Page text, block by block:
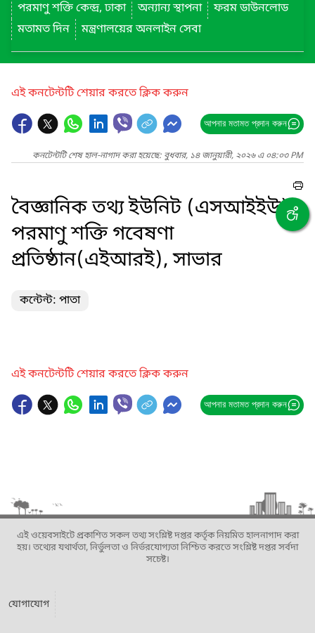
পরমাণু শক্তি কেন্দ্র, ঢাকা
অন্যান্য স্থাপনা
ফরম ডাউনলোড
মতামত দিন
মন্ত্রণালয়ের অনলাইন সেবা
এই কনটেন্টটি শেয়ার করতে ক্লিক করুন
আপনার মতামত প্রদান করুন
কনটেন্টটি শেষ হাল-নাগাদ করা হয়েছে: বুধবার, ১৪ জানুয়ারী, ২০২৬ এ ০৪:০৩ PM
বৈজ্ঞানিক তথ্য ইউনিট (এসআইইউ),
পরমাণু শক্তি গবেষণা
প্রতিষ্ঠান(এইআরই), সাভার
কন্টেন্ট: পাতা
এই কনটেন্টটি শেয়ার করতে ক্লিক করুন
আপনার মতামত প্রদান করুন
এই ওয়েবসাইটে প্রকাশিত সকল তথ্য সংশ্লিষ্ট দপ্তর কর্তৃক নিয়মিত হালনাগাদ করা
হয়। তথ্যের যথার্থতা, নির্ভুলতা ও নির্ভরযোগ্যতা নিশ্চিত করতে সংশ্লিষ্ট দপ্তর সর্বদা
সচেষ্ট।
যোগাযোগ